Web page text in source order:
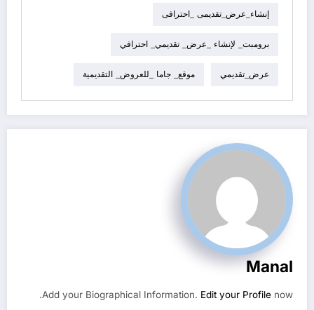
إنشاء_عرض_تقديمى _احترافى
برومبت_ لإنشاء _عرض_ تقديمي_ احترافي
عرض_تقديمي موقع_ جاما _للعروض_ التقديمية
Manal
Add your Biographical Information. Edit your Profile now.